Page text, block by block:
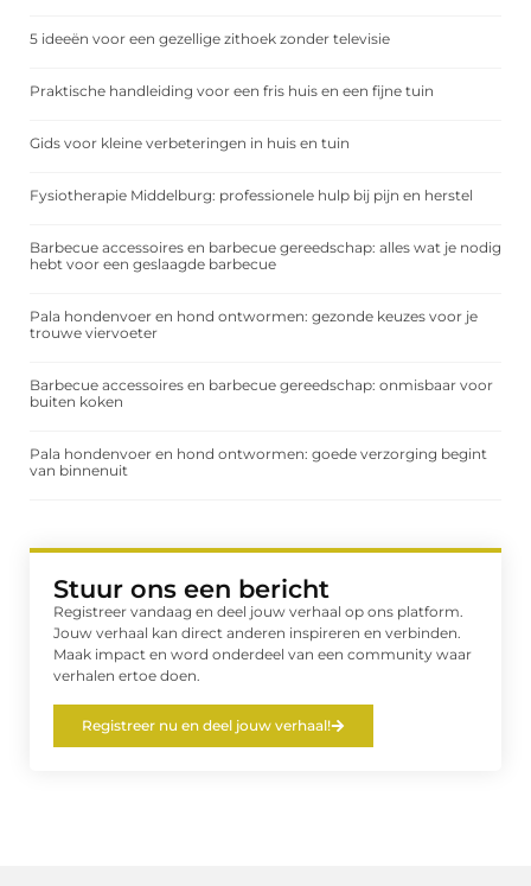
5 ideeën voor een gezellige zithoek zonder televisie
Praktische handleiding voor een fris huis en een fijne tuin
Gids voor kleine verbeteringen in huis en tuin
Fysiotherapie Middelburg: professionele hulp bij pijn en herstel
Barbecue accessoires en barbecue gereedschap: alles wat je nodig
hebt voor een geslaagde barbecue
Pala hondenvoer en hond ontwormen: gezonde keuzes voor je
trouwe viervoeter
Barbecue accessoires en barbecue gereedschap: onmisbaar voor
buiten koken
Pala hondenvoer en hond ontwormen: goede verzorging begint
van binnenuit
Stuur ons een bericht
Registreer vandaag en deel jouw verhaal op ons platform.
Jouw verhaal kan direct anderen inspireren en verbinden.
Maak impact en word onderdeel van een community waar
verhalen ertoe doen.
Registreer nu en deel jouw verhaal!